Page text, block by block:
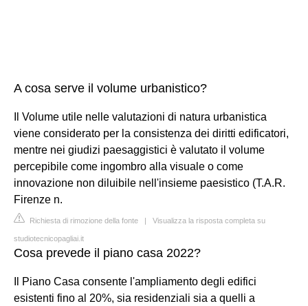
A cosa serve il volume urbanistico?
Il Volume utile nelle valutazioni di natura urbanistica
viene considerato per la consistenza dei diritti edificatori,
mentre nei giudizi paesaggistici è valutato il volume
percepibile come ingombro alla visuale o come
innovazione non diluibile nell'insieme paesistico (T.A.R.
Firenze n.
Richiesta di rimozione della fonte | Visualizza la risposta completa su
studiotecnicopagliai.it
Cosa prevede il piano casa 2022?
Il Piano Casa consente l'ampliamento degli edifici
esistenti fino al 20%, sia residenziali sia a quelli a